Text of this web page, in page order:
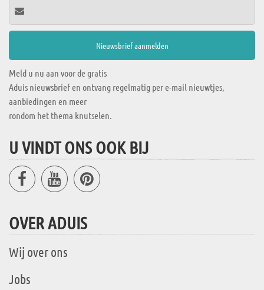
Meld u nu aan voor de gratis
Aduis nieuwsbrief en ontvang regelmatig per e-mail nieuwtjes,
aanbiedingen en meer
rondom het thema knutselen.
U VINDT ONS OOK BIJ
OVER ADUIS
Wij over ons
Jobs